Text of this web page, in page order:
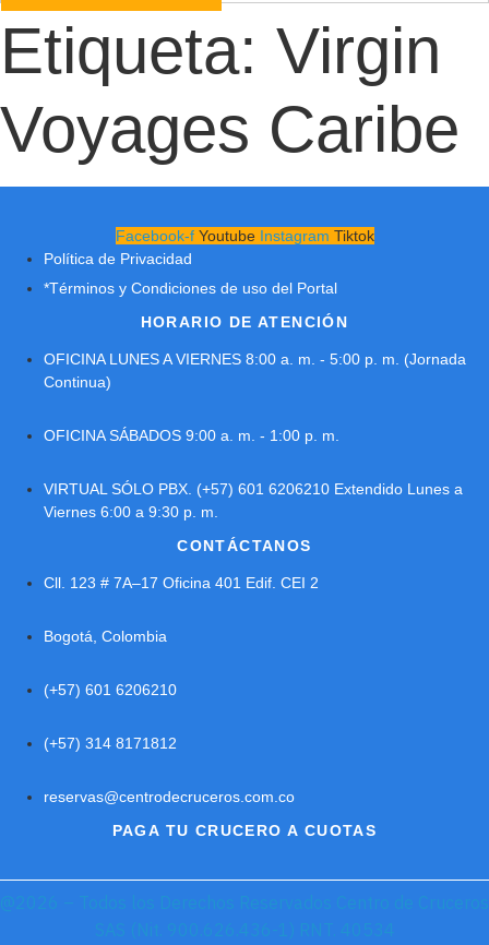
Etiqueta: Virgin
Voyages Caribe
Facebook-f Youtube Instagram Tiktok
Política de Privacidad
*Términos y Condiciones de uso del Portal
HORARIO DE ATENCIÓN
OFICINA LUNES A VIERNES 8:00 a. m. - 5:00 p. m. (Jornada
Continua)
OFICINA SÁBADOS 9:00 a. m. - 1:00 p. m.
VIRTUAL SÓLO PBX. (+57) 601 6206210 Extendido Lunes a
Viernes 6:00 a 9:30 p. m.
CONTÁCTANOS
Cll. 123 # 7A–17 Oficina 401 Edif. CEI 2
Bogotá, Colombia
(+57) 601 6206210
(+57) 314 8171812
reservas@centrodecruceros.com.co
PAGA TU CRUCERO A CUOTAS